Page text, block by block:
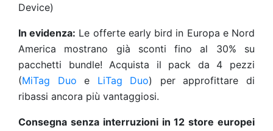
Device)
In evidenza: Le offerte early bird in Europa e Nord
America mostrano già sconti fino al 30% su
pacchetti bundle! Acquista il pack da 4 pezzi
(MiTag Duo e LiTag Duo) per approfittare di
ribassi ancora più vantaggiosi.
Consegna senza interruzioni in 12 store europei